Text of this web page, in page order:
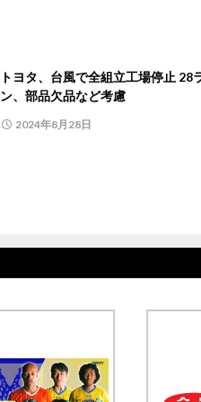
トヨタ、台風で全組立工場停止 28
ン、部品欠品など考慮
2024年8月28日